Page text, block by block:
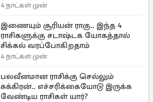
4 நாட்கள் முன்
இணையும் சூரியன் ராகு.. இந்த 4
ராசிகளுக்கு சடாஷ்டக யோகத்தால்
சிக்கல் வரப்போகிறதாம்
4 நாட்கள் முன்
பலவீனமான ராசிக்கு செல்லும்
சுக்கிரன்.. எச்சரிக்கையோடு இருக்க
வேண்டிய ராசிகள் யார்?